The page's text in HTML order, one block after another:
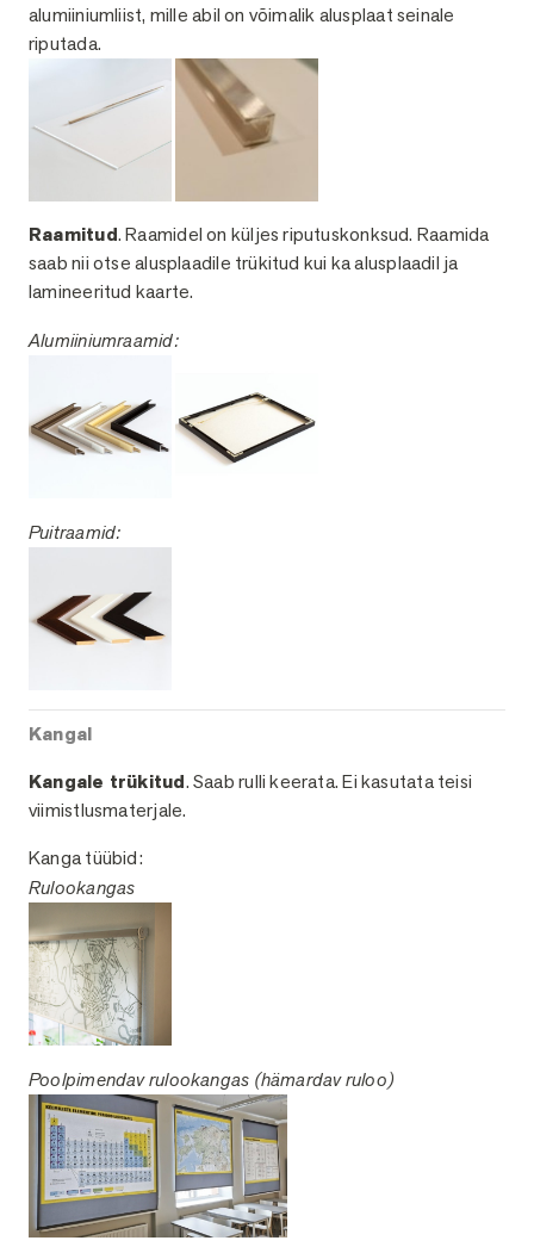
alumiiniumliist, mille abil on võimalik alusplaat seinale
riputada.
Raamitud. Raamidel on küljes riputuskonksud. Raamida
saab nii otse alusplaadile trükitud kui ka alusplaadil ja
lamineeritud kaarte.
Alumiiniumraamid:
Puitraamid:
Kangal
Kangale trükitud. Saab rulli keerata. Ei kasutata teisi
viimistlusmaterjale.
Kanga tüübid:
Rulookangas
Poolpimendav rulookangas (hämardav ruloo)